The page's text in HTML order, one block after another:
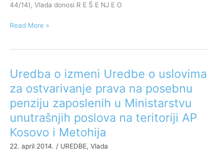
44/14), Vlada donosi R E Š E NJ E O
Read More »
Uredba o izmeni Uredbe o uslovima
za ostvarivanje prava na posebnu
penziju zaposlenih u Ministarstvu
unutrašnjih poslova na teritoriji AP
Kosovo i Metohija
22. april 2014. / UREDBE, Vlada
Uredba
izmeni
Uredbe
o
za
ostvarivanje